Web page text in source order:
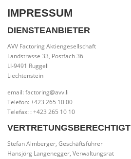
REFERENZEN
DATENSCHUTZ
IMPRESSUM
DIENSTEANBIETER
AVV Factoring Aktiengesellschaft
Landstrasse 33, Postfach 36
LI-9491 Ruggell
Liechtenstein
email: factoring@avv.li
Telefon: +423 265 10 00
Telefax: : +423 265 10 10
Stefan Almberger, Geschäftsführer
Hansjörg Langenegger, Verwaltungsrat